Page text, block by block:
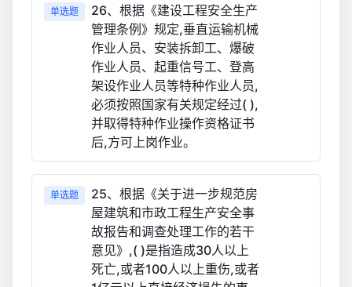
单选题
26、根据《建设工程安全生产
管理条例》规定,垂直运输机械
作业人员、安装拆卸工、爆破
作业人员、起重信号工、登高
架设作业人员等特种作业人员,
必须按照国家有关规定经过( ),
并取得特种作业操作资格证书
后,方可上岗作业。
单选题
25、根据《关于进一步规范房
屋建筑和市政工程生产安全事
故报告和调查处理工作的若干
意见》,( )是指造成30人以上
死亡,或者100人以上重伤,或者